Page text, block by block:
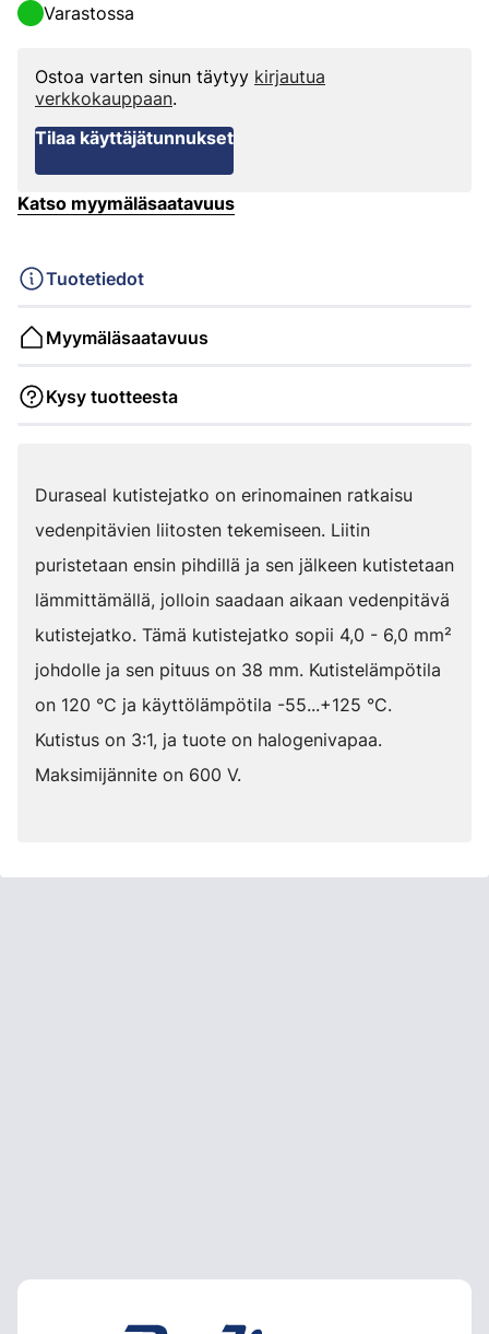
Varastossa
Ostoa varten sinun täytyy kirjautua
verkkokauppaan.
Tilaa käyttäjätunnukset
Katso myymäläsaatavuus
Tuotetiedot
Myymäläsaatavuus
Kysy tuotteesta
Duraseal kutistejatko on erinomainen ratkaisu
vedenpitävien liitosten tekemiseen. Liitin
puristetaan ensin pihdillä ja sen jälkeen kutistetaan
lämmittämällä, jolloin saadaan aikaan vedenpitävä
kutistejatko. Tämä kutistejatko sopii 4,0 - 6,0 mm²
johdolle ja sen pituus on 38 mm. Kutistelämpötila
on 120 °C ja käyttölämpötila -55...+125 °C.
Kutistus on 3:1, ja tuote on halogenivapaa.
Maksimijännite on 600 V.